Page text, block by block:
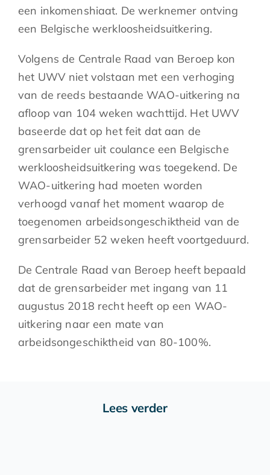
een inkomenshiaat. De werknemer ontving
een Belgische werkloosheidsuitkering.
Volgens de Centrale Raad van Beroep kon
het UWV niet volstaan met een verhoging
van de reeds bestaande WAO-uitkering na
afloop van 104 weken wachttijd. Het UWV
baseerde dat op het feit dat aan de
grensarbeider uit coulance een Belgische
werkloosheidsuitkering was toegekend. De
WAO-uitkering had moeten worden
verhoogd vanaf het moment waarop de
toegenomen arbeidsongeschiktheid van de
grensarbeider 52 weken heeft voortgeduurd.
De Centrale Raad van Beroep heeft bepaald
dat de grensarbeider met ingang van 11
augustus 2018 recht heeft op een WAO-
uitkering naar een mate van
arbeidsongeschiktheid van 80-100%.
Lees verder